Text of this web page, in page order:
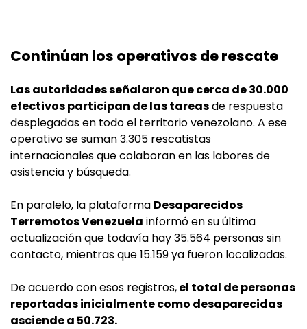
Continúan los operativos de rescate
Las autoridades señalaron que cerca de 30.000
efectivos participan de las tareasde respuesta
desplegadas en todo el territorio venezolano. A ese
operativo se suman 3.305 rescatistas
internacionales que colaboran en las labores de
asistencia y búsqueda.
En paralelo, la plataforma Desaparecidos
Terremotos Venezuela informó en su última
actualización que todavía hay 35.564 personas sin
contacto, mientras que 15.159 ya fueron localizadas.
De acuerdo con esos registros,el total de personas
reportadas inicialmente como desaparecidas
asciende a 50.723.